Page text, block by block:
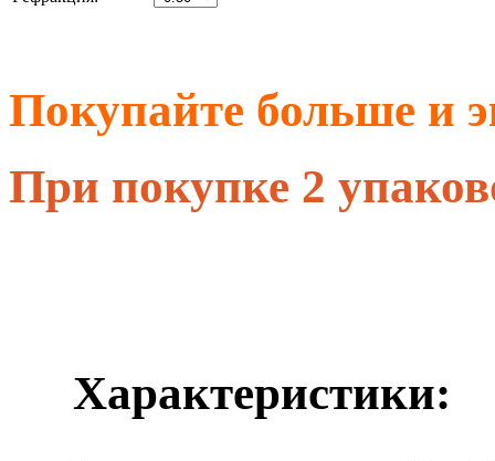
Покупайте больше и
При покупке 2
Характеристики: